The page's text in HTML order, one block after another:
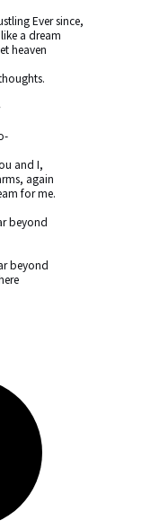
Ever since,
a dream
heaven
and I,
again
for me.
beyond
beyond